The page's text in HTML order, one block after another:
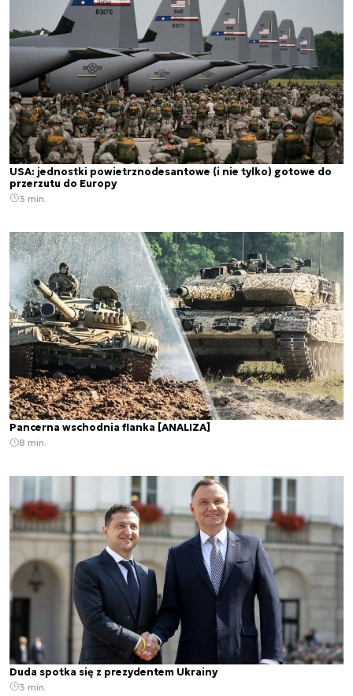
USA: jednostki powietrznodesantowe (i nie tylko) gotowe do
przerzutu do Europy
3 min.
Pancerna wschodnia flanka [ANALIZA]
8 min.
Duda spotka się z prezydentem Ukrainy
3 min.